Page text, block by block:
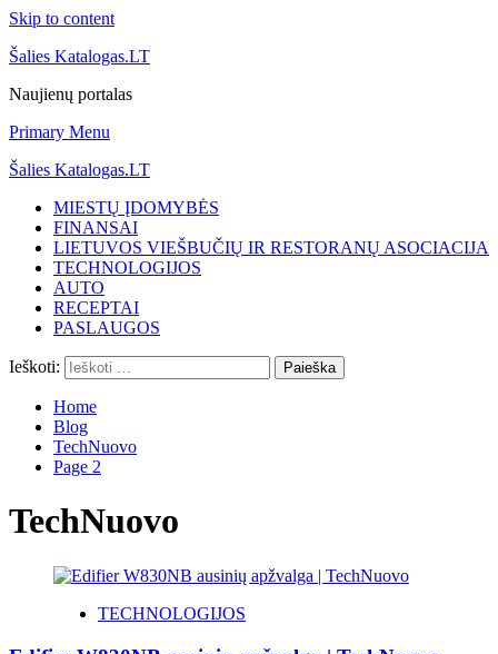
Skip to content
Šalies Katalogas.LT
Naujienų portalas
Primary Menu
Šalies Katalogas.LT
MIESTŲ ĮDOMYBĖS
FINANSAI
LIETUVOS VIEŠBUČIŲ IR RESTORANŲ ASOCIACIJA
TECHNOLOGIJOS
AUTO
RECEPTAI
PASLAUGOS
Ieškoti:
Home
Blog
TechNuovo
Page 2
TechNuovo
TECHNOLOGIJOS